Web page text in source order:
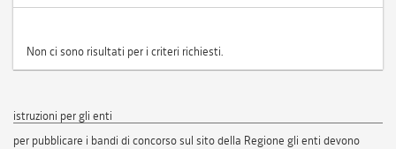
Non ci sono risultati per i criteri richiesti.
istruzioni per gli enti
per pubblicare i bandi di concorso sul sito della Regione gli enti devono